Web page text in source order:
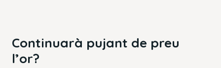
Continuarà pujant de preu
l’or?